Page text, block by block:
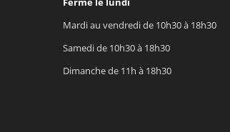
Mardi au vendredi de 10h30 à 18h30
Samedi de 10h30 à 18h30
Dimanche de 11h à 18h30